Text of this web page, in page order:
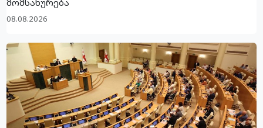
მომსახურება
08.08.2026